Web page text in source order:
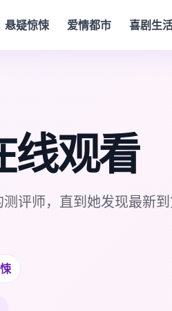
悬疑惊悚 爱情都市 喜剧生
线观看
评师，直到她发现最新